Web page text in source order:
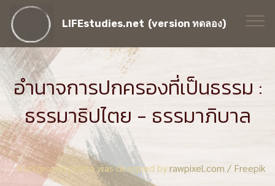
LIFEstudies.net (version ทดลอง)
อำนาจการปกครองที่เป็นธรรม :
ธรรมาธิปไตย - ธรรมาภิบาล
Background photo was designed byrawpixel.com / Freepik